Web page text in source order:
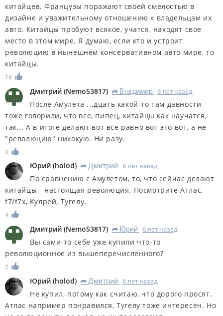
китайцев. Французы поражают своей смелостью в
дизайне и уважительному отношению к владельцам их
авто. Китайцы пробуют всякое, учатся, находят свое
место в этом мире. Я думаю, если кто и устроит
революцию в нынешнем консервативном авто мире, то
китайцы.
18
Дмитрий (Nemo53817) R Владимир 6 лет назад
После Амулета ...дцать какой-то там давности
тоже говорили, что все, пипец, китайцы как научатся,
так... А в итоге делают вот все равно вот это вот, а не
"революцию" никакую. Ни разу.
3
Юрий (holod) R Дмитрий 6 лет назад
По сравнению с Амулетом, то, что сейчас делают
китайцы - настоящая революция. Посмотрите Атлас,
f7/f7x, Кулрей, Тугелу.
4
Дмитрий (Nemo53817) R Юрий 6 лет назад
Вы сами-то себе уже купили что-то
революционное из вышеперечисленного?
2
Юрий (holod) R Дмитрий 6 лет назад
Не купил, потому как считаю, что дорого просят.
Атлас например понравился, Тугелу тоже интересен. Но